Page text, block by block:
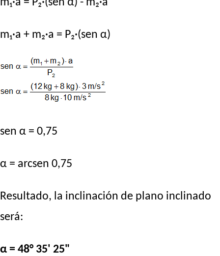
m₁·a + m₂·a = P₂·(sen α)
sen α = 0,75
α = arcsen 0,75
Resultado, la inclinación de plano inclinado
será:
α = 48° 35' 25"